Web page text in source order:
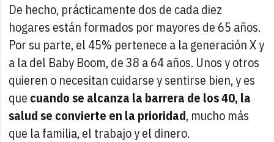
De hecho, prácticamente dos de cada diez
hogares están formados por mayores de 65 años.
Por su parte, el 45% pertenece a la generación X y
a la del Baby Boom, de 38 a 64 años. Unos y otros
quieren o necesitan cuidarse y sentirse bien, y es
que cuando se alcanza la barrera de los 40, la
salud se convierte en la prioridad, mucho más
que la familia, el trabajo y el dinero.